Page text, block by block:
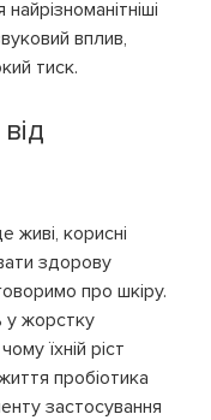
вплив,
тиск.
живі, корисні
здорову
про шкіру.
у жорстку
їхній ріст
пробіотика
застосування